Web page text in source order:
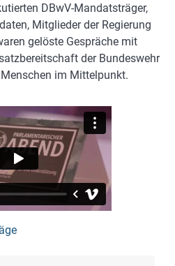
DBwV-Mandatsträger,
Mitglieder der Regierung
gelöste Gespräche mit
der Bundeswehr
im Mittelpunkt.